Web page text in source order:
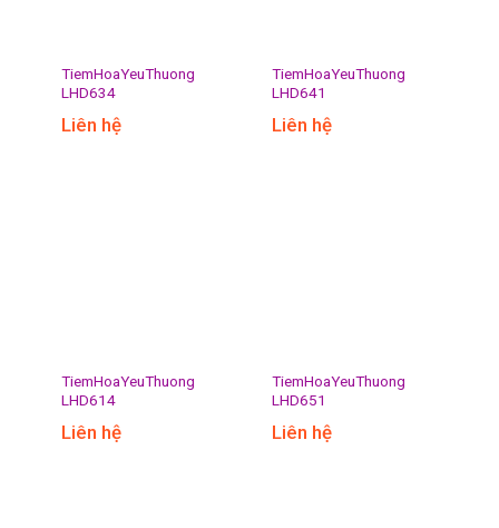
TiemHoaYeuThuong
LHD634
Liên hệ
TiemHoaYeuThuong
LHD641
Liên hệ
TiemHoaYeuThuong
LHD614
Liên hệ
TiemHoaYeuThuong
LHD651
Liên hệ